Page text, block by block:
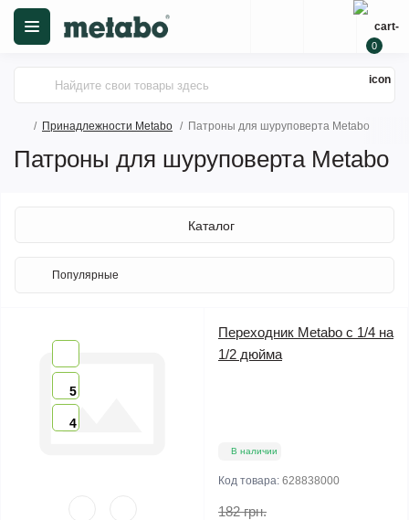
0
Принадлежности Metabo Патроны для шуруповерта Metabo
Патроны для шуруповерта Metabo
Каталог
5
4
Переходник Metabo с 1/4 на
1/2 дюйма
В наличии
Код товара: 628838000
182 грн.